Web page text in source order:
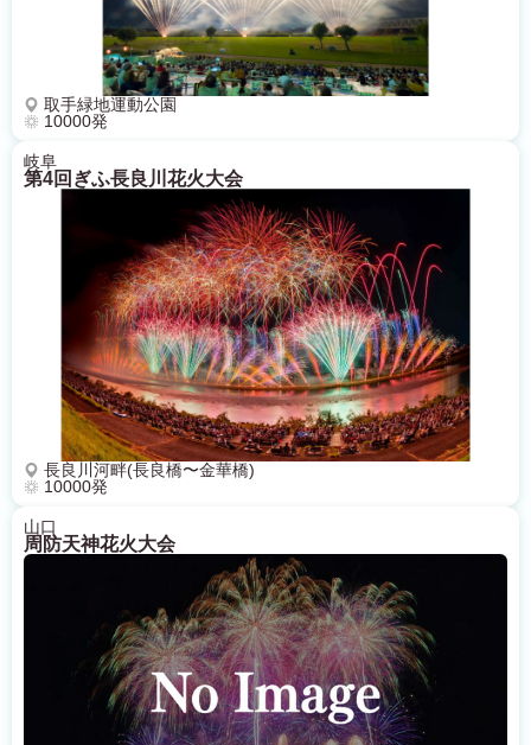
取手緑地運動公園
10000発
岐阜
第4回ぎふ長良川花火大会
長良川河畔(長良橋〜金華橋)
10000発
山口
周防天神花火大会